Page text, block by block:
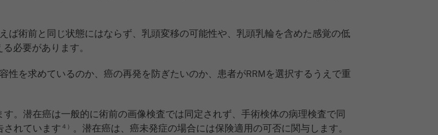
ば術前と同じ状態にはならず、乳頭変移の可能性や、乳頭乳輪を含めた感覚の低
必要があります。
を求めているのか、癌の再発を防ぎたいのか、患者がRRMを選択するうえで重
。潜在癌は一般的に術前の画像検査では同定されず、手術検体の病理検査で同
されています ４）
。潜在癌は、癌未発症の場合には保険適用の可否に関与します。